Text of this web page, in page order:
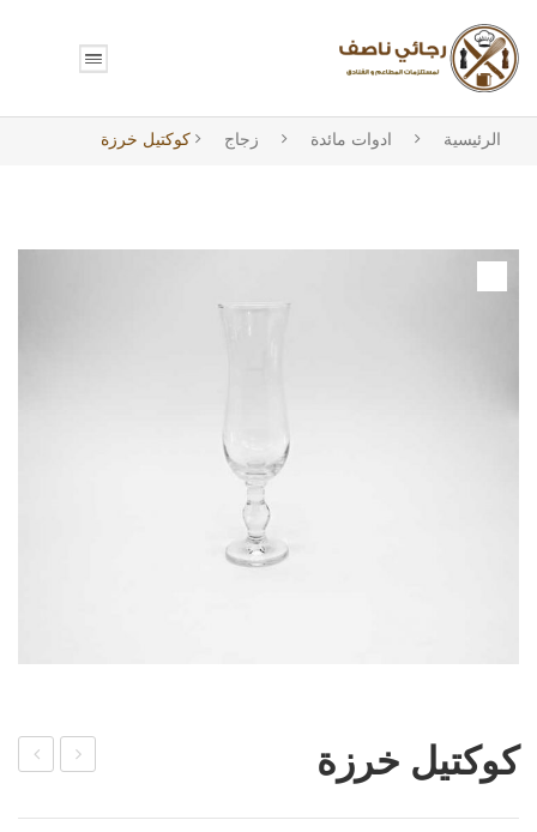
الرئيسية ادوات مائدة زجاج كوكتيل خرزة
ميل
عصي
كوكتيل خرزة